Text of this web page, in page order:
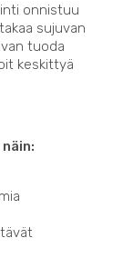
onnistuu
sujuvan
tuoda
keskittyä